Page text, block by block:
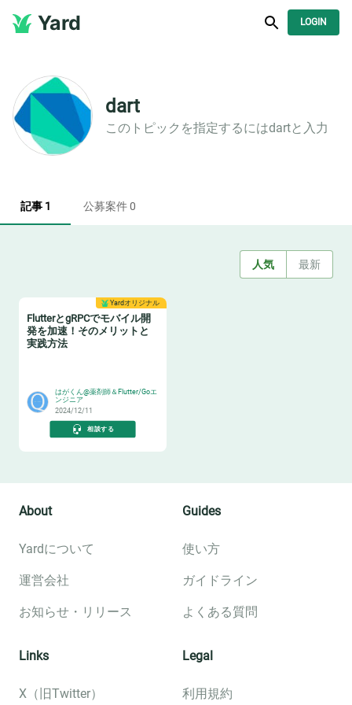
Yard LOGIN
dart
このトピックを指定するにはdartと入力
記事 1 公募案件 0
人気 最新
Yardオリジナル
FlutterとgRPCでモバイル開
発を加速！そのメリットと
実践方法
はがくん@薬剤師＆Flutter/Goエ
ンジニア
2024/12/11
相談する
About
Yardについて
運営会社
お知らせ・リリース
Guides
使い方
ガイドライン
よくある質問
Links
X（旧Twitter）
Legal
利用規約